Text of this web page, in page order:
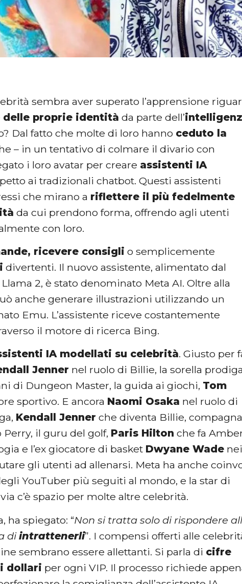
sembra aver superato l’apprensione
delle proprie identità da parte dell’
Dal fatto che molte di loro hanno ceduto la
– in un tentativo di colmare il divario con
i loro avatar per creare assistenti IA
ai tradizionali chatbot. Questi assistenti
che mirano a riflettere il più fedelmente
da cui prendono forma, offrendo agli utenti
con loro.
ricevere consigli o semplicemente
divertenti. Il nuovo assistente, alimentato dal
2, è stato denominato Meta AI. Oltre alla
anche generare illustrazioni utilizzando un
Emu. L’assistente riceve costantemente
il motore di ricerca Bing.
IA modellati su celebrità. Giusto per
Jenner nel ruolo di Billie, la sorella
di Dungeon Master, la guida ai giochi, Tom
sportivo. E ancora Naomi Osaka nel ruolo di
Kendall Jenner che diventa Billie,
Perry, il guru del golf, Paris Hilton che fa
e l’ex giocatore di basket Dwyane Wade nei
gli utenti ad allenarsi. Meta ha anche
YouTuber più seguiti al mondo, e la star di
c’è spazio per molte altre celebrità.
ha spiegato: “Non si tratta solo di rispondere
diintrattenerli”. I compensi offerti alle
sembrano essere allettanti. Si parla di cifre
dollari per ogni VIP. Il processo richiede